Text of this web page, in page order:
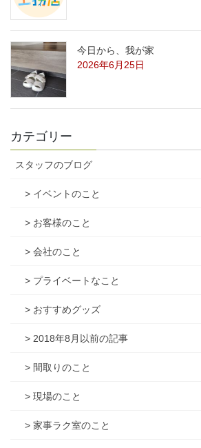
今日から、我が家
2026年6月25日
カテゴリー
スタッフのブログ
> イベントのこと
> お客様のこと
> 会社のこと
> プライベートなこと
> おすすめグッズ
> 2018年8月以前の記事
> 間取りのこと
> 現場のこと
> 家事ラク室のこと